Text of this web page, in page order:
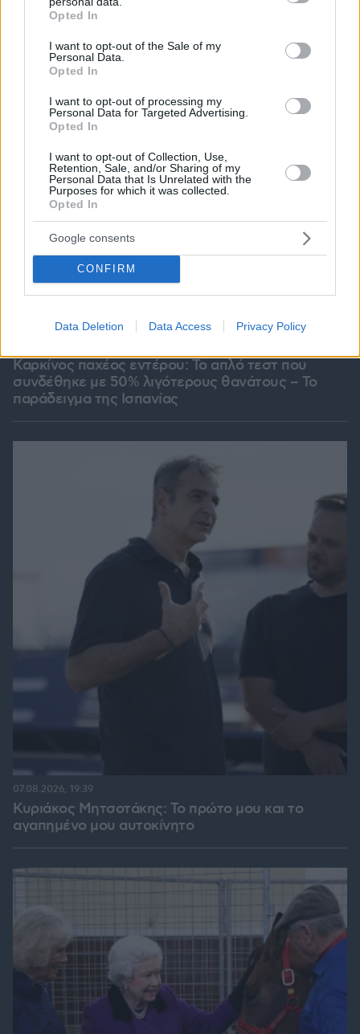
grant or deny consent to Google and its third-party tags to
use your data for below specified purposes in below Google
consent section.
Opted In
I want to opt-out of the Sale of my
Personal Data.
Opted In
I want to opt-out of processing my
Personal Data for Targeted Advertising.
Opted In
I want to opt-out of Collection, Use,
Retention, Sale, and/or Sharing of my
Personal Data that Is Unrelated with the
Purposes for which it was collected.
Opted In
Google consents
CONFIRM
Data Deletion Data Access Privacy Policy
Καρκίνος παχέος εντέρου: Το απλό τεστ που
συνδέθηκε με 50% λιγότερους θανάτους – Το
παράδειγμα της Ισπανίας
Κυριάκος Μητσοτάκης: Το πρώτο μου και το
αγαπημένο μου αυτοκίνητο
07.08.2026, 19:39